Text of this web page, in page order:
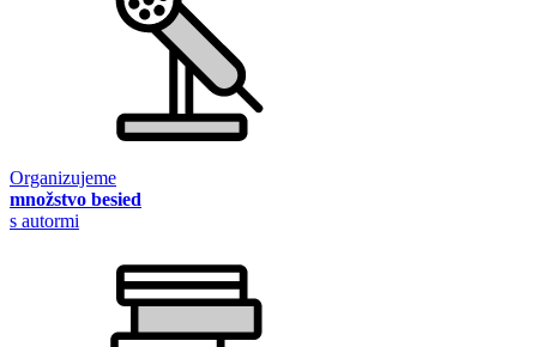
Organizujeme
množstvo besied
s autormi